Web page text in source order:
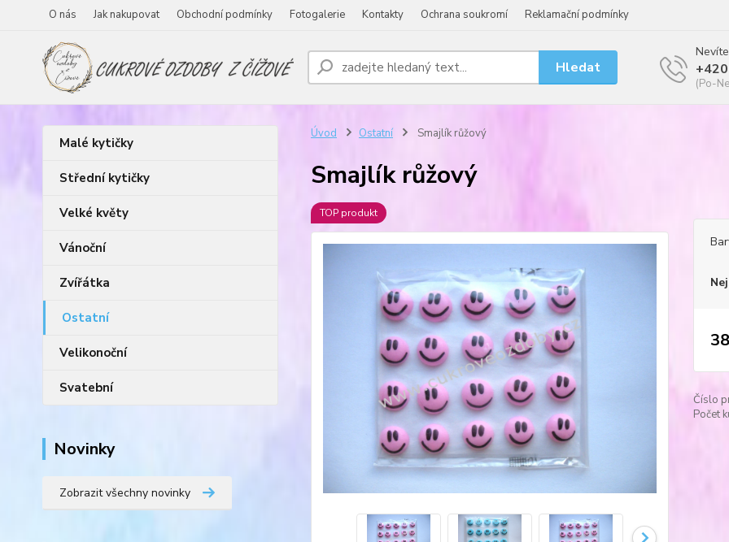
O nás Jak nakupovat Obchodní podmínky Fotogalerie Kontakty Ochrana soukromí Reklamační podmínky
Hledat
(Po-
Malé kytičky
Střední kytičky
Velké květy
Vánoční
Zvířátka
Ostatní
Velikonoční
Svatební
Novinky
Zobrazit všechny novinky
Úvod Ostatní Smajlík růžový
Smajlík růžový
TOP produkt
Číslo
Počet